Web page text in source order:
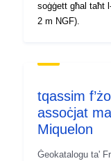
soġġett għal taħt
2 m NGF).
tqassim
assoċjat
Miquelon
Ġeokatalogu ta'